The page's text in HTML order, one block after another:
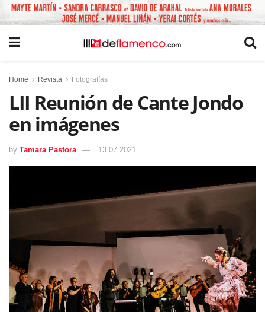
Home Revista Fotografías
LII Reunión de Cante Jondo
en imágenes
by Tamara Pastora 13 07 2021